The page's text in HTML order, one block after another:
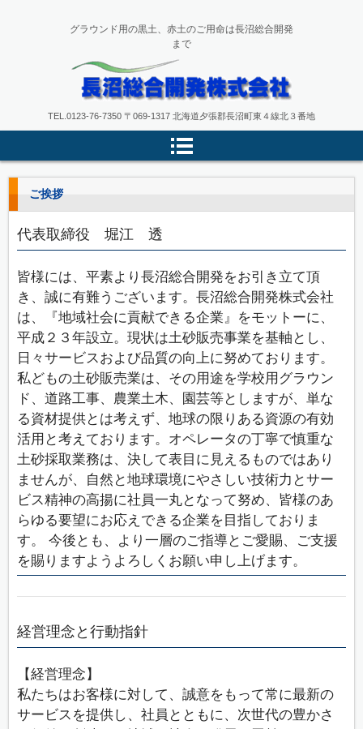
長沼総合開発株式会社
グラウンド用の黒土、赤土のご用命は長沼総合開発
まで
TEL. 0123-76-7350 〒069-1317 北海道夕張郡長沼町東４線北３番地
ご挨拶
代表取締役 堀江 透
皆様には、平素より長沼総合開発をお引き立て頂
き、誠に有難うございます。長沼総合開発株式会社
は、『地域社会に貢献できる企業』をモットーに、
平成２３年設立。現状は土砂販売事業を基軸とし、
日々サービスおよび品質の向上に努めております。
私どもの土砂販売業は、その用途を学校用グラウン
ド、道路工事、農業土木、園芸等としますが、単な
る資材提供とは考えず、地球の限りある資源の有効
活用と考えております。オペレータの丁寧で慎重な
土砂採取業務は、決して表目に見えるものではあり
ませんが、自然と地球環境にやさしい技術力とサー
ビス精神の高揚に社員一丸となって努め、皆様のあ
らゆる要望にお応えできる企業を目指しておりま
す。 今後とも、より一層のご指導とご愛賜、ご支援
を賜りますようよろしくお願い申し上げます。
経営理念と行動指針
【経営理念】
私たちはお客様に対して、誠意をもって常に最新の
サービスを提供し、社員とともに、次世代の豊かさ